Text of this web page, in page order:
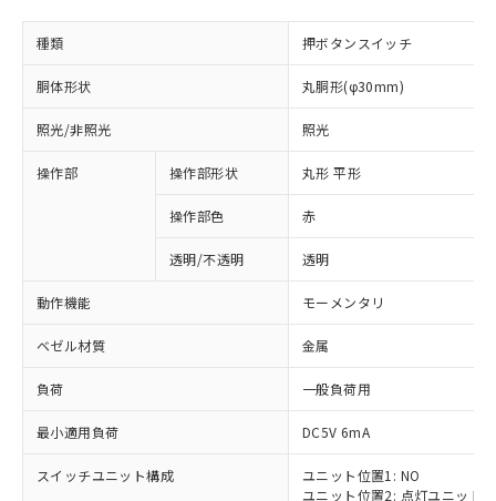
種類 押ボタンスイッチ
胴体形状 丸胴形(φ30mm)
照光/非照光 照光
操作部 操作部形状 丸形 平形
操作部色 赤
透明/不透明 透明
動作機能 モーメンタリ
ベゼル材質 金属
負荷 一般負荷用
最小適用負荷 DC5V 6mA
スイッチユニット構成
ユニット位置1: NO
ユニット位置2: 点灯ユニット